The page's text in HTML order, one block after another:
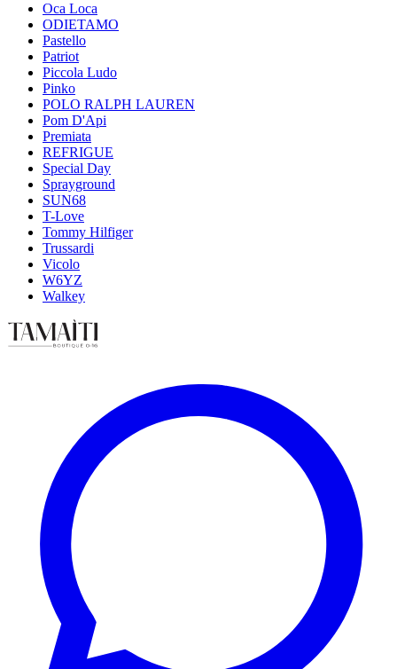
Oca Loca
ODIETAMO
Pastello
Patriot
Piccola Ludo
Pinko
POLO RALPH LAUREN
Pom D'Api
Premiata
REFRIGUE
Special Day
Sprayground
SUN68
T-Love
Tommy Hilfiger
Trussardi
Vicolo
W6YZ
Walkey